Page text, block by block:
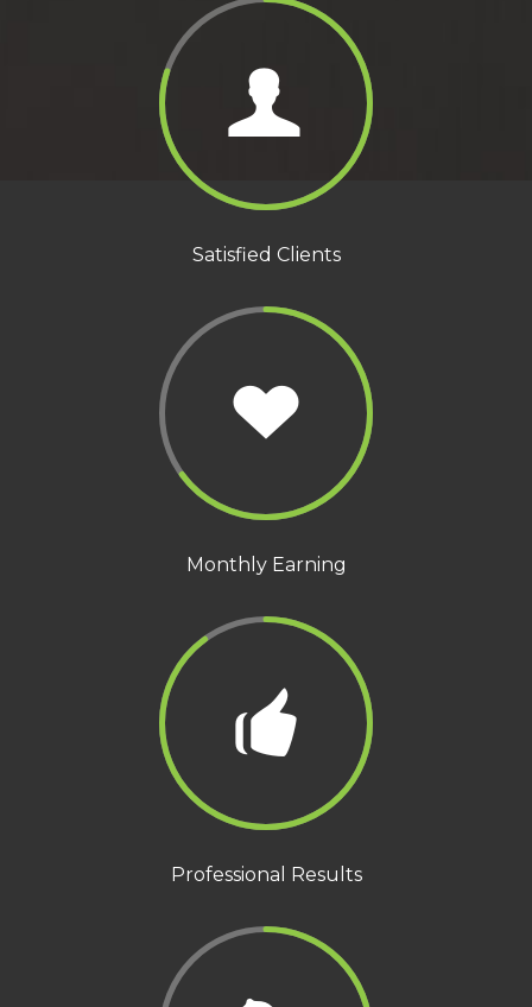
Satisfied Clients
Monthly Earning
Professional Results